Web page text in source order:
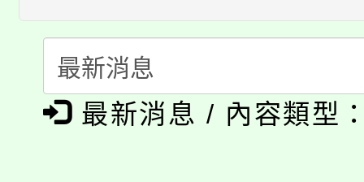
心理、諮商輔導、社會
系所師生報名參加。
門員」簡章及活動海報
踴躍報名參加。
要點
「桃園市補助參觀特色
展演活動實施計畫」
115年度「教育部表揚
義教育推展貢獻獎」
公告本校115學年度第
「2026金融保險知識
最新消息 / 內容類型